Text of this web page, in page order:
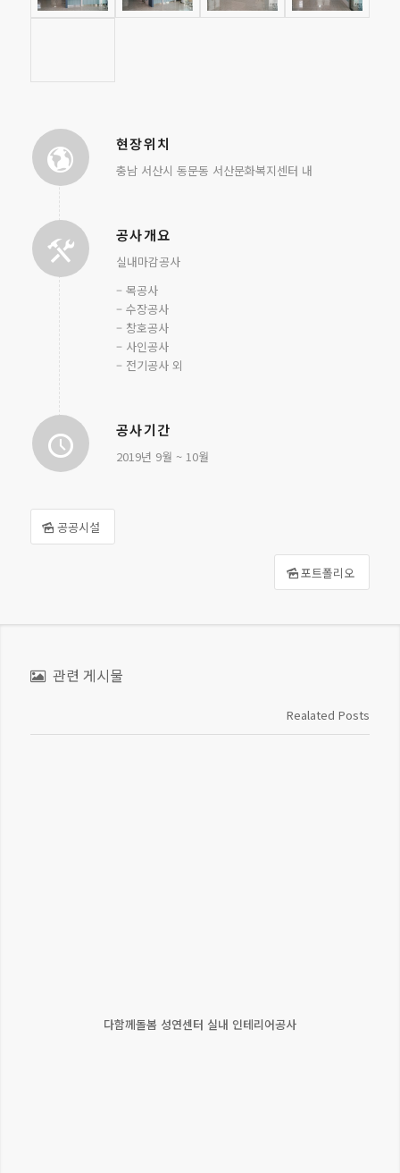
현장위치
충남 서산시 동문동 서산문화복지센터 내
공사개요
실내마감공사
– 목공사
– 수장공사
– 창호공사
– 사인공사
– 전기공사 외
공사기간
2019년 9월 ~ 10월
공공시설
포트폴리오
관련 게시물
Realated Posts
다함께돌봄 성연센터 실내 인테리어공사